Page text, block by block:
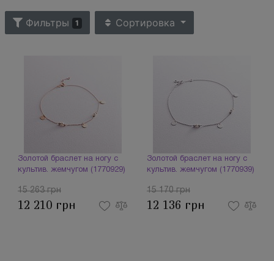
Фильтры 1 Сортировка
Золотой браслет на ногу с
культив. жемчугом (1770929)
15 263 грн
12 210 грн
Золотой браслет на ногу с
культив. жемчугом (1770939)
15 170 грн
12 136 грн